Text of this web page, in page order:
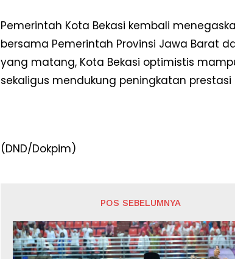
Pemerintah Kota Bekasi kembali
bersama Pemerintah Provinsi Jawa Barat
yang matang, Kota Bekasi optimistis
sekaligus mendukung peningkatan
(DND/Dokpim)
POS SEBELUMNYA